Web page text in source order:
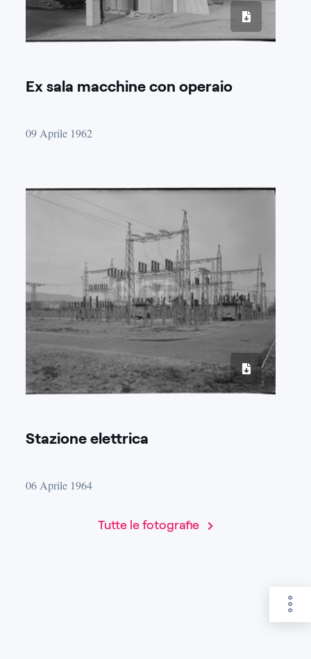
Ex sala macchine con operaio
09 Aprile 1962
Stazione elettrica
06 Aprile 1964
Tutte le fotografie